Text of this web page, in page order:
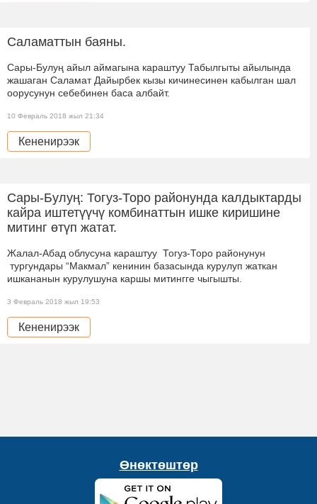
Саламаттын баяны.
Сары-Булуң айыл аймагына караштуу Табылгыты айылында
жашаган Саламат Дайырбек кызы кичинесинен кабылган шал
оорусунун себебинен баса албайт.
10 Февраль 2018 жыл 21:34
Кененирээк
Сары-Булуң: Тогуз-Торо районунда калдыктарды
кайра иштетүүчү комбинаттын ишке киришине
митинг өтүп жатат.
Жалал-Абад облусуна караштуу Тогуз-Торо районунун
тургундары “Макмал” кенинин базасында курулуп жаткан
ишкананын курулушуна каршы митингге чыгышты.
3 Февраль 2018 жыл 19:53
Кененирээк
Өнөктөштөр